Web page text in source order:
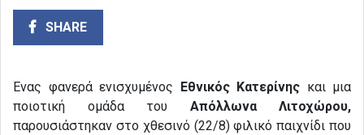
SHARE
Ένας φανερά ενισχυμένος Εθνικός Κατερίνης και μια
ποιοτική ομάδα του Απόλλωνα Λιτοχώρου,
παρουσιάστηκαν στο χθεσινό (22/8) φιλικό παιχνίδι που